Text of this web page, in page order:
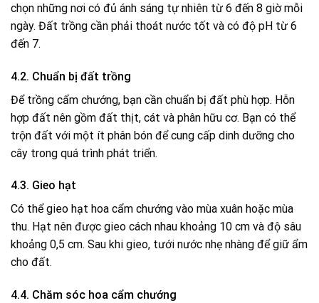
chọn những nơi có đủ ánh sáng tự nhiên từ 6 đến 8 giờ mỗi
ngày. Đất trồng cần phải thoát nước tốt và có độ pH từ 6
đến 7.
4.2. Chuẩn bị đất trồng
Để trồng cẩm chướng, bạn cần chuẩn bị đất phù hợp. Hỗn
hợp đất nên gồm đất thịt, cát và phân hữu cơ. Bạn có thể
trộn đất với một ít phân bón để cung cấp dinh dưỡng cho
cây trong quá trình phát triển.
4.3. Gieo hạt
Có thể gieo hạt hoa cẩm chướng vào mùa xuân hoặc mùa
thu. Hạt nên được gieo cách nhau khoảng 10 cm và độ sâu
khoảng 0,5 cm. Sau khi gieo, tưới nước nhẹ nhàng để giữ ẩm
cho đất.
4.4. Chăm sóc hoa cẩm chướng